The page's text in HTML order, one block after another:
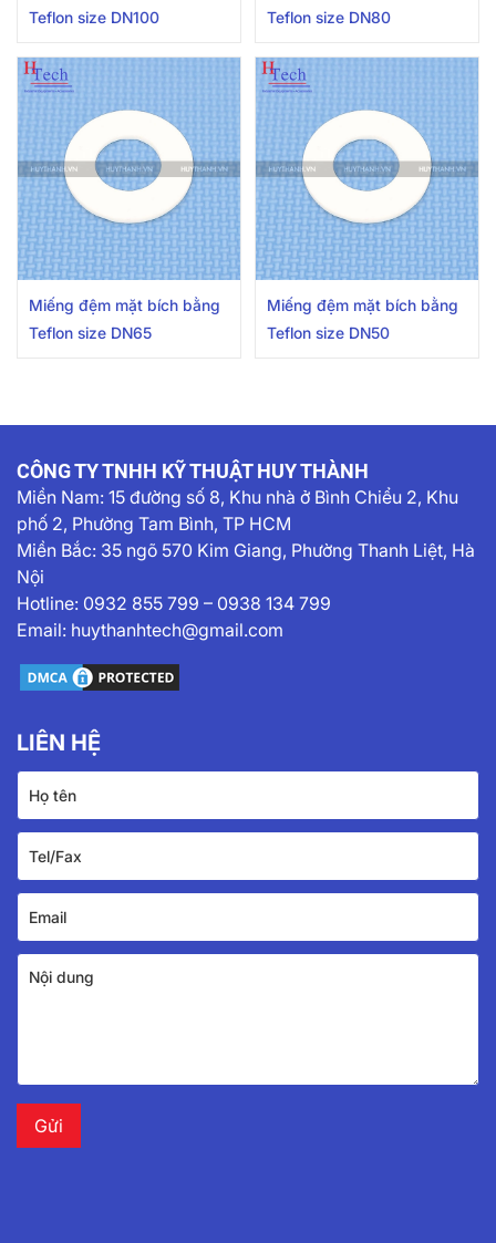
Teflon size DN100
Teflon size DN80
Miếng đệm mặt bích bằng
Teflon size DN65
Miếng đệm mặt bích bằng
Teflon size DN50
CÔNG TY TNHH KỸ THUẬT HUY THÀNH
Miền Nam: 15 đường số 8, Khu nhà ở Bình Chiểu 2, Khu
phố 2, Phường Tam Bình, TP HCM
Miền Bắc: 35 ngõ 570 Kim Giang, Phường Thanh Liệt, Hà
Nội
Hotline: 0932 855 799 – 0938 134 799
Email: huythanhtech@gmail.com
LIÊN HỆ